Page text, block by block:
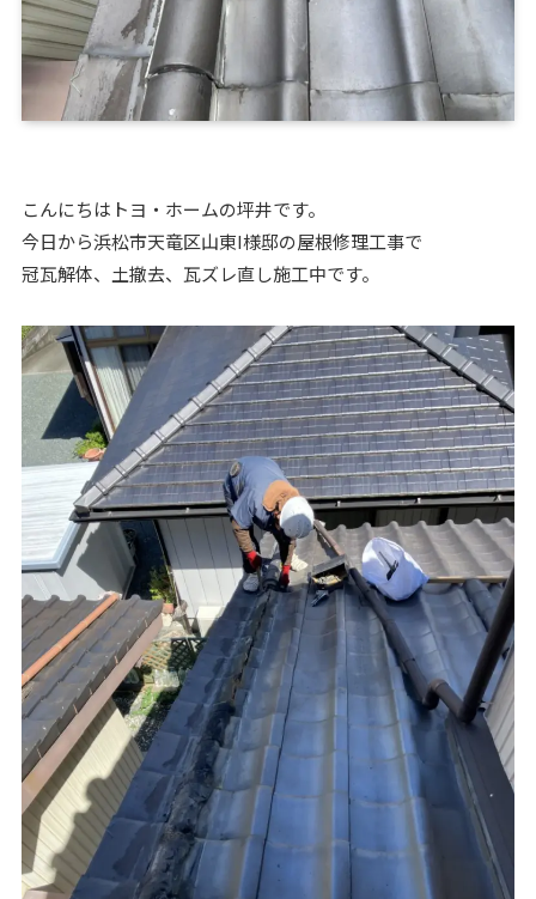
こんにちはトヨ・ホームの坪井です。
今日から浜松市天竜区山東I様邸の屋根修理工事で
冠瓦解体、土撤去、瓦ズレ直し施工中です。